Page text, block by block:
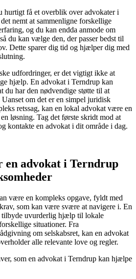
hurtigt få et overblik over advokater i
nemt at sammenligne forskellige
og du kan endda anmode om
du kan vælge den, der passer bedst til
Dette sparer dig tid og hjælper dig med
udfordringer, er det vigtigt ikke at
hjælp. En advokat i Terndrup kan
du har den nødvendige støtte til at
om det er en simpel juridisk
retssag, kan en lokal advokat være en
løsning. Tag det første skridt mod at
kontakte en advokat i dit område i dag.
en advokat i Terndrup
være en kompleks opgave, fyldt med
som kan være svære at navigere i. En
tilbyde uvurderlig hjælp til lokale
situationer. Fra
om selskabsret, kan en advokat
alle relevante love og regler.
som en advokat i Terndrup kan hjælpe